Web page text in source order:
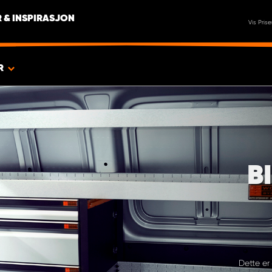
& INSPIRASJON Vis
Dette